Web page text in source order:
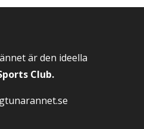
är den ideella
Club.